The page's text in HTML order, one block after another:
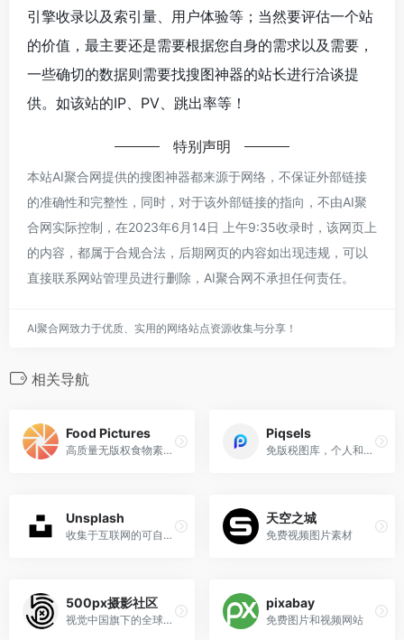
引擎收录以及索引量、用户体验等；当然要评估一个站
的价值，最主要还是需要根据您自身的需求以及需要，
一些确切的数据则需要找搜图神器的站长进行洽谈提
供。如该站的IP、PV、跳出率等！
特别声明
本站AI聚合网提供的搜图神器都来源于网络，不保证外部链接
的准确性和完整性，同时，对于该外部链接的指向，不由AI聚
合网实际控制，在2023年6月14日 上午9:35收录时，该网页上
的内容，都属于合规合法，后期网页的内容如出现违规，可以
直接联系网站管理员进行删除，AI聚合网不承担任何责任。
AI聚合网致力于优质、实用的网络站点资源收集与分享！
相关导航
Food Pictures
高质量无版权食物素材图库
Piqsels
免版税图库，个人和商业免费使用
Unsplash
收集于互联网的可自由使用的图像.
天空之城
免费视频图片素材
500px摄影社区
视觉中国旗下的全球知名摄影社区
pixabay
免费图片和视频网站